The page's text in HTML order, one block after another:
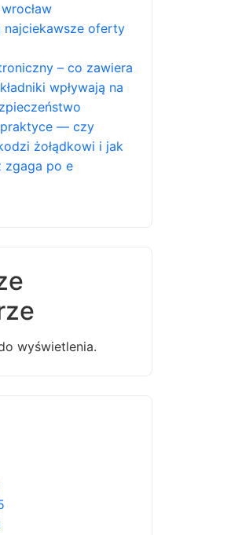
najciekawsze oferty
– co zawiera
wpływają na
— czy
żołądkowi i jak
zgaga po e
wyświetlenia.